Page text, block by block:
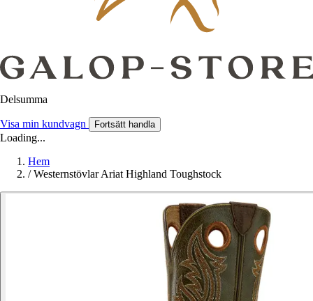
Delsumma
Visa min kundvagn Fortsätt handla
Loading...
Hem
/ Westernstövlar Ariat Highland Toughstock